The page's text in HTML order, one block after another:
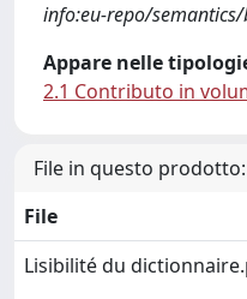
info:eu-repo/
Appare nelle
2.1 Contributo in
File in questo prodotto:
File
Lisibilité du